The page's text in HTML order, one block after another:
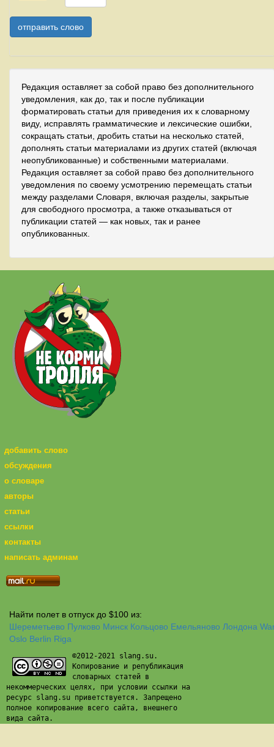
Редакция оставляет за собой право без дополнительного
уведомления, как до, так и после публикации
форматировать статьи для приведения их к словарному
виду, исправлять грамматические и лексические ошибки,
сокращать статьи, дробить статьи на несколько статей,
дополнять статьи материалами из других статей (включая
неопубликованные) и собственными материалами.
Редакция оставляет за собой право без дополнительного
уведомления по своему усмотрению перемещать статьи
между разделами Словаря, включая разделы, закрытые
для свободного просмотра, а также отказываться от
публикации статей — как новых, так и ранее
опубликованных.
добавить слово
обсуждения
о словаре
авторы
статьи
ссылки
контакты
написать админам
Найти полет в отпуск до $100 из:
Шереметьево Пулково Минск Кольцово Емельяново Лондона
Oslo Berlin Riga
©2012-2021 slang.su.
Копирование и републикация
словарных статей в
некоммерческих целях, при условии ссылки на
ресурс slang.su приветствуется. Запрещено
полное копирование всего сайта, внешнего
вида сайта.